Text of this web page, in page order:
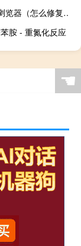
怎么修复ie浏览器（怎么修复ie）
胺 - 重氮化反应
☚